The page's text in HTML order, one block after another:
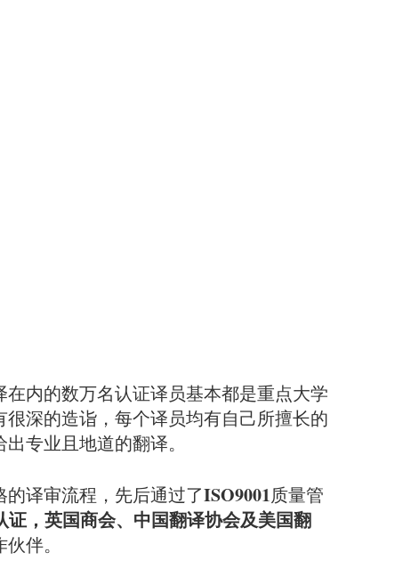
内的数万名认证译员基本都是重点大学
深的造诣，每个译员均有自己所擅长的
专业且地道的翻译。
译审流程，先后通过了ISO9001质量管
证，英国商会、中国翻译协会及美国翻
伴。